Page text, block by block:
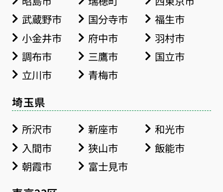
武蔵野市
国分寺市
福生市
小金井市
府中市
羽村市
調布市
三鷹市
国立市
立川市
青梅市
埼玉県
所沢市 新座市
和光市
入間市
狭山市
飯能市
朝霞市
富士見市